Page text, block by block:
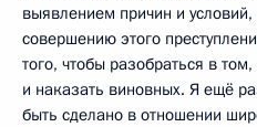
выявлением причин и
совершению этого
того, чтобы разобраться в
и наказать виновных. Я ещё
быть сделано в отношении